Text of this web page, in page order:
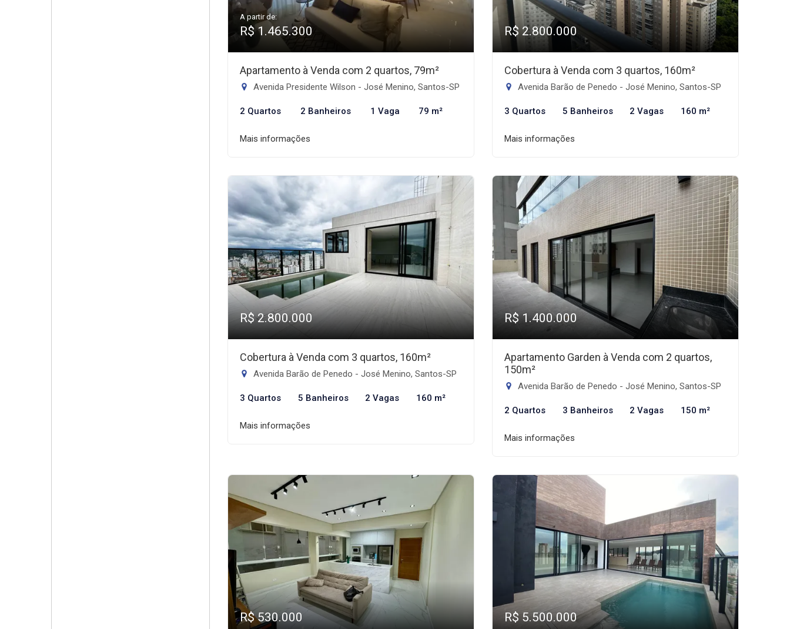
A partir de:
R$ 1.465.300
Apartamento à Venda com 2 quartos, 79m²
Avenida Presidente Wilson - José Menino, Santos-SP
2 Quartos 2 Banheiros 1 Vaga 79 m²
Mais informações
R$ 2.800.000
Cobertura à Venda com 3 quartos, 160m²
Avenida Barão de Penedo - José Menino, Santos-SP
3 Quartos 5 Banheiros 2 Vagas 160 m²
Mais informações
R$ 2.800.000
Cobertura à Venda com 3 quartos, 160m²
Avenida Barão de Penedo - José Menino, Santos-SP
3 Quartos 5 Banheiros 2 Vagas 160 m²
Mais informações
R$ 1.400.000
Apartamento Garden à Venda com 2 quartos,
150m²
Avenida Barão de Penedo - José Menino, Santos-SP
2 Quartos 3 Banheiros 2 Vagas 150 m²
Mais informações
R$ 530.000 R$ 5.500.000